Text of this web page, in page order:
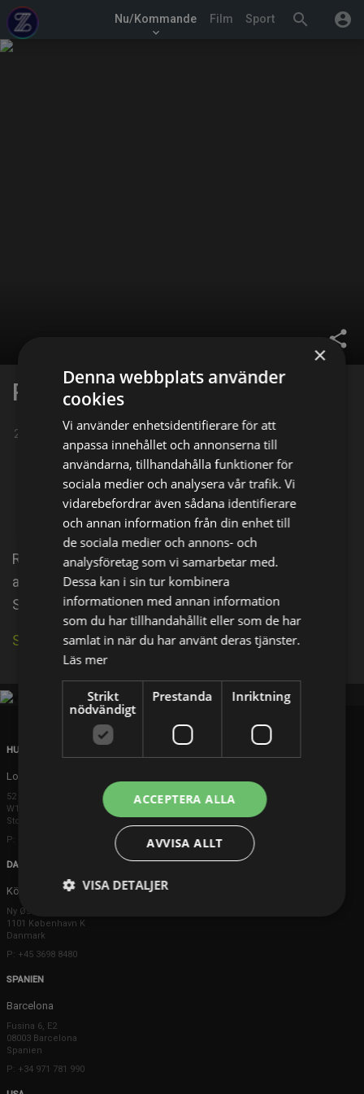
search account_circle
Nu/Kommande
keyboard_arrow_down
Film Sport
share
Rosabell Laurenti Sellers
27-03-1996 | Förenta staterna
Facebook X E-postadress
Rosabell Laurenti Sellers is an Italian-American
actress. She is best known for her role as Tyene
Sand in the HBO series Game of Thrones.
Se källa på IMDb
HUVUDKONTOR
London
52 Brook Street
W1K 5DS London
Storbritannien
P: +44 203 608 8181
DANMARK
Köpenhamn
Ny Østergade 20
1101 København K
Danmark
P: +45 3698 8480
SPANIEN
Barcelona
Fusina 6, E2
08003 Barcelona
Spanien
P: +34 971 781 990
×
Denna webbplats använder
cookies
Vi använder enhetsidentifierare för att
anpassa innehållet och annonserna till
användarna, tillhandahålla funktioner för
sociala medier och analysera vår trafik. Vi
vidarebefordrar även sådana identifierare
och annan information från din enhet till
de sociala medier och annons- och
analysföretag som vi samarbetar med.
Dessa kan i sin tur kombinera
informationen med annan information
som du har tillhandahållit eller som de har
samlat in när du har använt deras tjänster.
Läs mer
Strikt
nödvändigt
Prestanda Inriktning
ACCEPTERA ALLA
AVVISA ALLT
VISA DETALJER